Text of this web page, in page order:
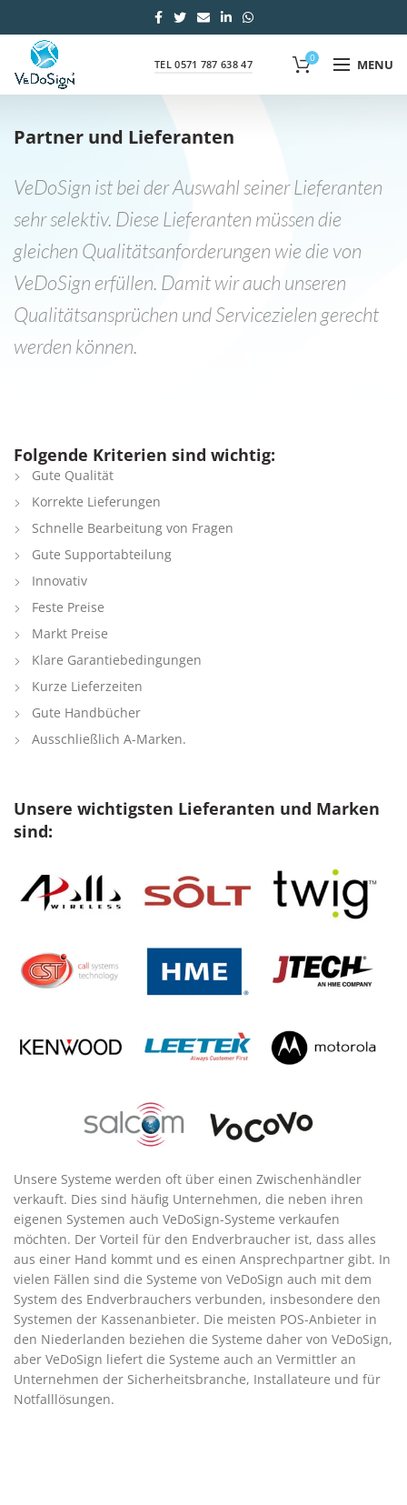
TEL 0571 787 638 47
0 MENU
Partner und Lieferanten
VeDoSign ist bei der Auswahl seiner Lieferanten
sehr selektiv. Diese Lieferanten müssen die
gleichen Qualitätsanforderungen wie die von
VeDoSign erfüllen. Damit wir auch unseren
Qualitätsansprüchen und Servicezielen gerecht
werden können.
Folgende Kriterien sind wichtig:
Gute Qualität
Korrekte Lieferungen
Schnelle Bearbeitung von Fragen
Gute Supportabteilung
Innovativ
Feste Preise
Markt Preise
Klare Garantiebedingungen
Kurze Lieferzeiten
Gute Handbücher
Ausschließlich A-Marken.
Unsere wichtigsten Lieferanten und Marken
sind:
Unsere Systeme werden oft über einen Zwischenhändler
verkauft. Dies sind häufig Unternehmen, die neben ihren
eigenen Systemen auch VeDoSign-Systeme verkaufen
möchten. Der Vorteil für den Endverbraucher ist, dass alles
aus einer Hand kommt und es einen Ansprechpartner gibt. In
vielen Fällen sind die Systeme von VeDoSign auch mit dem
System des Endverbrauchers verbunden, insbesondere den
Systemen der Kassenanbieter. Die meisten POS-Anbieter in
den Niederlanden beziehen die Systeme daher von VeDoSign,
aber VeDoSign liefert die Systeme auch an Vermittler an
Unternehmen der Sicherheitsbranche, Installateure und für
Notfalllösungen.